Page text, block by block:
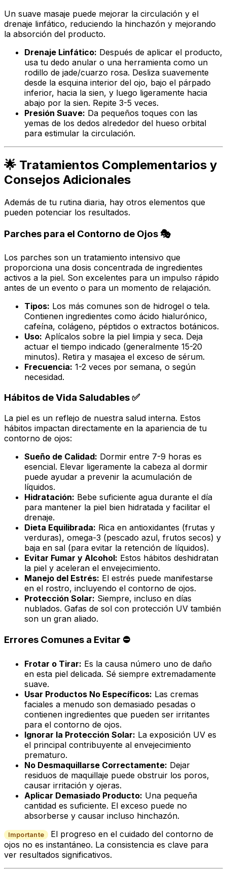
Un suave masaje puede mejorar la circulación y el
drenaje linfático, reduciendo la hinchazón y mejorando
la absorción del producto.
Drenaje Linfático: Después de aplicar el producto,
usa tu dedo anular o una herramienta como un
rodillo de jade/cuarzo rosa. Desliza suavemente
desde la esquina interior del ojo, bajo el párpado
inferior, hacia la sien, y luego ligeramente hacia
abajo por la sien. Repite 3-5 veces.
Presión Suave: Da pequeños toques con las
yemas de los dedos alrededor del hueso orbital
para estimular la circulación.
🌟 Tratamientos Complementarios y
Consejos Adicionales
Además de tu rutina diaria, hay otros elementos que
pueden potenciar los resultados.
Parches para el Contorno de Ojos 🎭
Los parches son un tratamiento intensivo que
proporciona una dosis concentrada de ingredientes
activos a la piel. Son excelentes para un impulso rápido
antes de un evento o para un momento de relajación.
Tipos: Los más comunes son de hidrogel o tela.
Contienen ingredientes como ácido hialurónico,
cafeína, colágeno, péptidos o extractos botánicos.
Uso: Aplícalos sobre la piel limpia y seca. Deja
actuar el tiempo indicado (generalmente 15-20
minutos). Retira y masajea el exceso de sérum.
Frecuencia: 1-2 veces por semana, o según
necesidad.
Hábitos de Vida Saludables ✅
La piel es un reflejo de nuestra salud interna. Estos
hábitos impactan directamente en la apariencia de tu
contorno de ojos:
Sueño de Calidad: Dormir entre 7-9 horas es
esencial. Elevar ligeramente la cabeza al dormir
puede ayudar a prevenir la acumulación de
líquidos.
Hidratación: Bebe suficiente agua durante el día
para mantener la piel bien hidratada y facilitar el
drenaje.
Dieta Equilibrada: Rica en antioxidantes (frutas y
verduras), omega-3 (pescado azul, frutos secos) y
baja en sal (para evitar la retención de líquidos).
Evitar Fumar y Alcohol: Estos hábitos deshidratan
la piel y aceleran el envejecimiento.
Manejo del Estrés: El estrés puede manifestarse
en el rostro, incluyendo el contorno de ojos.
Protección Solar: Siempre, incluso en días
nublados. Gafas de sol con protección UV también
son un gran aliado.
Errores Comunes a Evitar ⛔
Frotar o Tirar: Es la causa número uno de daño
en esta piel delicada. Sé siempre extremadamente
suave.
Usar Productos No Específicos: Las cremas
faciales a menudo son demasiado pesadas o
contienen ingredientes que pueden ser irritantes
para el contorno de ojos.
Ignorar la Protección Solar: La exposición UV es
el principal contribuyente al envejecimiento
prematuro.
No Desmaquillarse Correctamente: Dejar
residuos de maquillaje puede obstruir los poros,
causar irritación y ojeras.
Aplicar Demasiado Producto: Una pequeña
cantidad es suficiente. El exceso puede no
absorberse y causar incluso hinchazón.
Importante El progreso en el cuidado del contorno de
ojos no es instantáneo. La consistencia es clave para
ver resultados significativos.